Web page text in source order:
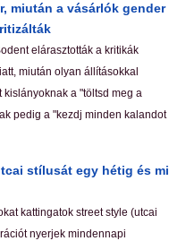
miután a vásárlók gender
elárasztották a kritikák
miután olyan állításokkal
kislányoknak a "töltsd meg a
pedig a "kezdj minden kalandot
stílusát egy hétig és mi
kattingatok street style (utcai
nyerjek mindennapi